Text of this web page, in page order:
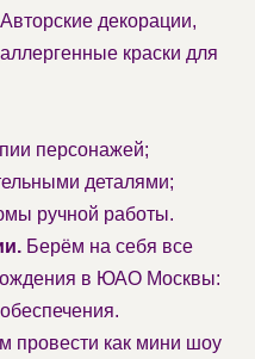
Авторские декорации,
краски для
персонажей;
деталями;
ручной работы.
Берём на себя все
в ЮАО Москвы:
провести как мини шоу